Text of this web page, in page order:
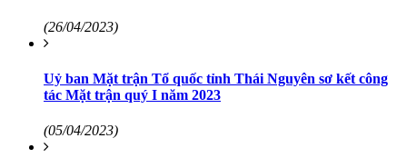
(26/04/2023)
Uỷ ban Mặt trận Tổ quốc tỉnh Thái Nguyên sơ kết công
tác Mặt trận quý I năm 2023
(05/04/2023)